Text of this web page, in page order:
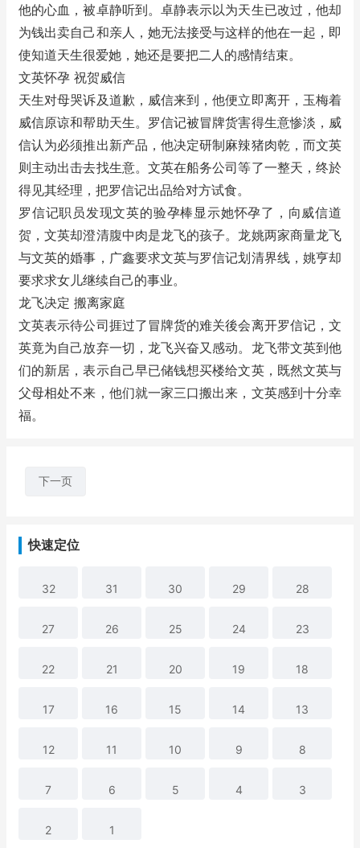
他的心血，被卓静听到。卓静表示以为天生已改过，他却
为钱出卖自己和亲人，她无法接受与这样的他在一起，即
使知道天生很爱她，她还是要把二人的感情结束。
文英怀孕 祝贺威信
天生对母哭诉及道歉，威信来到，他便立即离开，玉梅着
威信原谅和帮助天生。罗信记被冒牌货害得生意惨淡，威
信认为必须推出新产品，他决定研制麻辣猪肉乾，而文英
则主动出击去找生意。文英在船务公司等了一整天，终於
得见其经理，把罗信记出品给对方试食。
罗信记职员发现文英的验孕棒显示她怀孕了，向威信道
贺，文英却澄清腹中肉是龙飞的孩子。龙姚两家商量龙飞
与文英的婚事，广鑫要求文英与罗信记划清界线，姚亨却
要求求女儿继续自己的事业。
龙飞决定 搬离家庭
文英表示待公司捱过了冒牌货的难关後会离开罗信记，文
英竟为自己放弃一切，龙飞兴奋又感动。龙飞带文英到他
们的新居，表示自己早已储钱想买楼给文英，既然文英与
父母相处不来，他们就一家三口搬出来，文英感到十分幸
福。
下一页
快速定位
32 31 30 29 28
27 26 25 24 23
22 21 20 19 18
17 16 15 14 13
12 11 10 9 8
7 6 5 4 3
2 1